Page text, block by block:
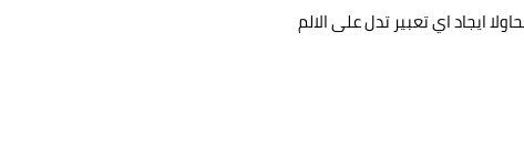
ايجاد اي تعبير تدل على الالم